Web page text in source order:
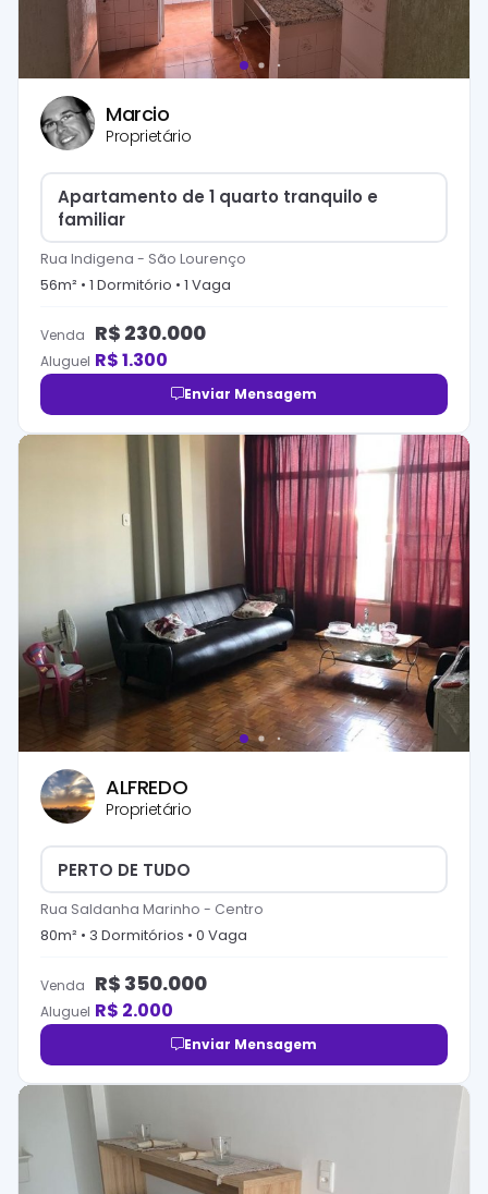
Marcio
Proprietário
Apartamento de 1 quarto tranquilo e
familiar
Rua Indigena - São Lourenço
56m² • 1 Dormitório • 1 Vaga
Venda R$ 230.000
Aluguel R$1.300
Enviar Mensagem
ALFREDO
Proprietário
PERTO DE TUDO
Rua Saldanha Marinho - Centro
80m² • 3 Dormitórios • 0 Vaga
Venda R$ 350.000
Aluguel R$ 2.000
Enviar Mensagem